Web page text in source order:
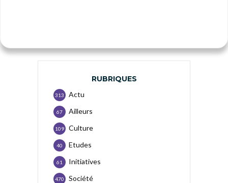
RUBRIQUES
Actu
313
Ailleurs
67
Culture
109
Etudes
40
Initiatives
61
Société
470